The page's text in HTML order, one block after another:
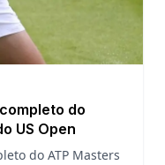
do
US Open
do ATP Masters